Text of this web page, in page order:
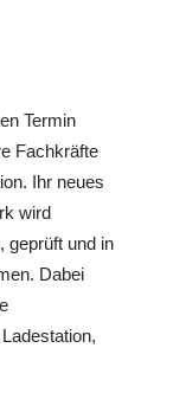
Termin
Fachkräfte
Ihr neues
wird
geprüft und in
Dabei